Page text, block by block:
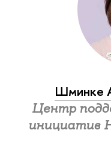
Шминке
Центр
инициатив